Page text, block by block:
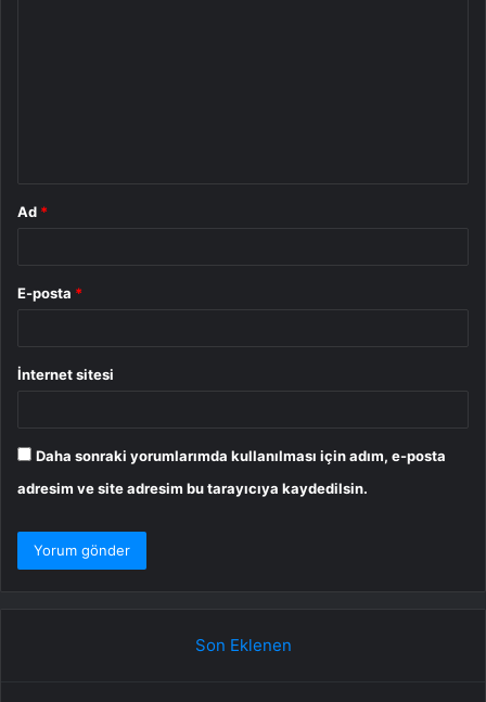
Ad *
E-posta *
İnternet sitesi
Daha sonraki yorumlarımda kullanılması için adım, e-posta
adresim ve site adresim bu tarayıcıya kaydedilsin.
Son Eklenen